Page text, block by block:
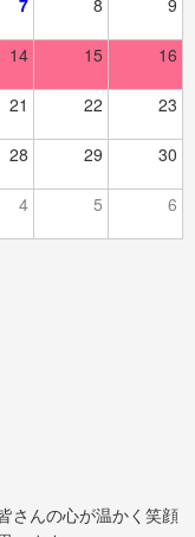
14 15 16
21 22 23
28 29 30
4 5 6
さんの心が温かく笑顔